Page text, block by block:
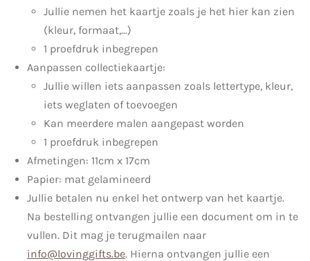
Jullie nemen het kaartje zoals je het hier kan zien
(kleur, formaat,...)
1 proefdruk inbegrepen
Aanpassen collectiekaartje:
Jullie willen iets aanpassen zoals lettertype, kleur,
iets weglaten of toevoegen
Kan meerdere malen aangepast worden
1 proefdruk inbegrepen
Afmetingen: 11cm x 17cm
Papier: mat gelamineerd
Jullie betalen nu enkel het ontwerp van het kaartje.
Na bestelling ontvangen jullie een document om in te
vullen. Dit mag je terugmailen naar
info@lovinggifts.be. Hierna ontvangen jullie een